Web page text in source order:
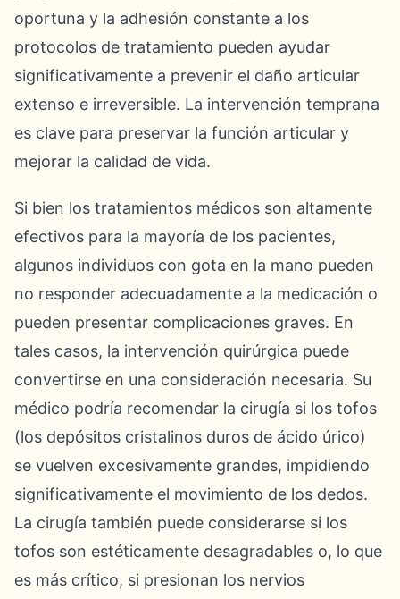
oportuna y la adhesión constante a los
protocolos de tratamiento pueden ayudar
significativamente a prevenir el daño articular
extenso e irreversible. La intervención temprana
es clave para preservar la función articular y
mejorar la calidad de vida.
Si bien los tratamientos médicos son altamente
efectivos para la mayoría de los pacientes,
algunos individuos con gota en la mano pueden
no responder adecuadamente a la medicación o
pueden presentar complicaciones graves. En
tales casos, la intervención quirúrgica puede
convertirse en una consideración necesaria. Su
médico podría recomendar la cirugía si los tofos
(los depósitos cristalinos duros de ácido úrico)
se vuelven excesivamente grandes, impidiendo
significativamente el movimiento de los dedos.
La cirugía también puede considerarse si los
tofos son estéticamente desagradables o, lo que
es más crítico, si presionan los nervios